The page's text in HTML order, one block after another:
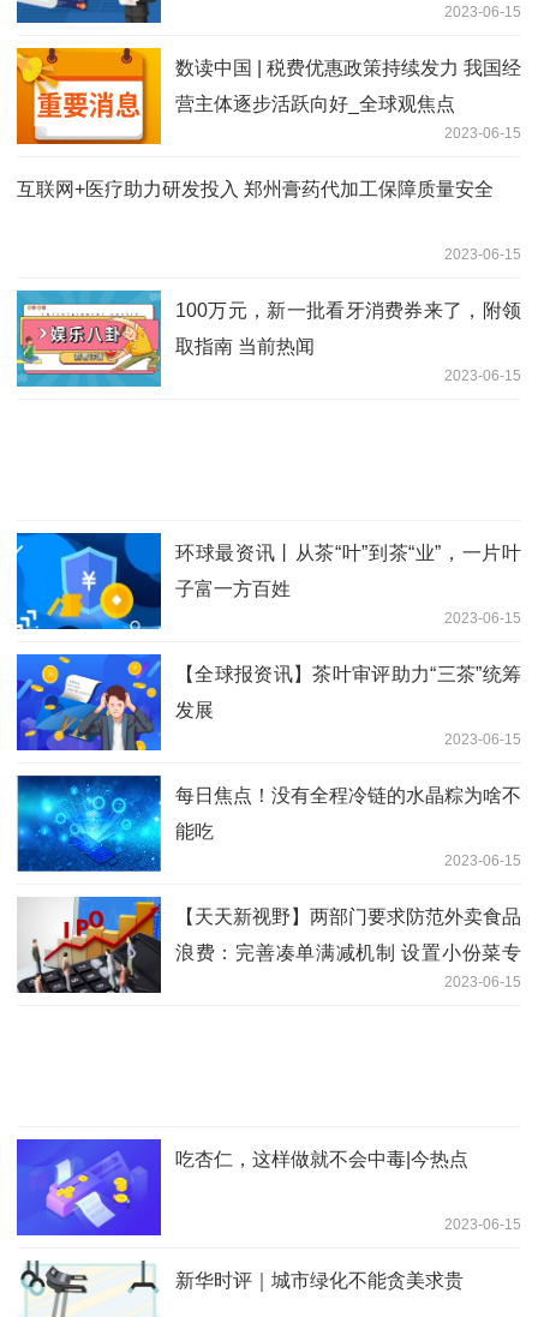
2023-06-15
数读中国 | 税费优惠政策持续发力 我国经
营主体逐步活跃向好_全球观焦点
2023-06-15
互联网+医疗助力研发投入 郑州膏药代加工保障质量安全
2023-06-15
100万元，新一批看牙消费券来了，附领
取指南 当前热闻
2023-06-15
环球最资讯丨从茶“叶”到茶“业”，一片叶
子富一方百姓
2023-06-15
【全球报资讯】茶叶审评助力“三茶”统筹
发展
2023-06-15
每日焦点！没有全程冷链的水晶粽为啥不
能吃
2023-06-15
【天天新视野】两部门要求防范外卖食品
浪费：完善凑单满减机制 设置小份菜专
2023-06-15
吃杏仁，这样做就不会中毒|今热点
2023-06-15
新华时评｜城市绿化不能贪美求贵